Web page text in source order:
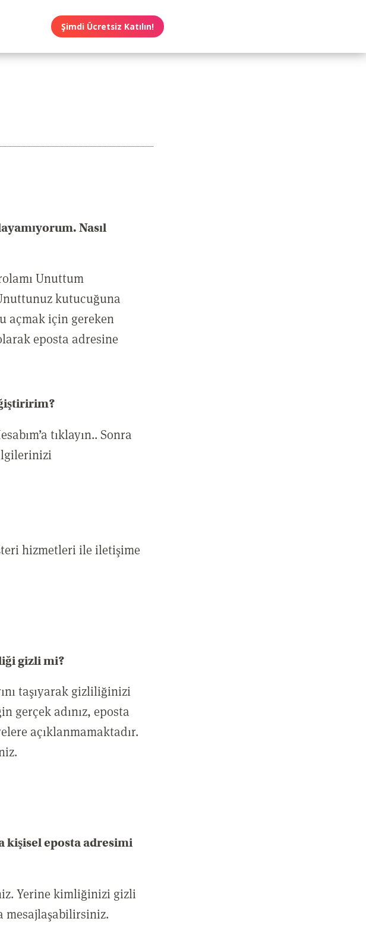
Şimdi Ücretsiz Katılın!
Nasıl
Unuttum
kutucuğuna
açmak için gereken
eposta adresine
tıklayın.. Sonra
hizmetleri ile iletişime
gizli mi?
taşıyarak gizliliğinizi
gerçek adınız, eposta
açıklanmamaktadır.
kişisel eposta adresimi
Yerine kimliğinizi gizli
mesajlaşabilirsiniz.